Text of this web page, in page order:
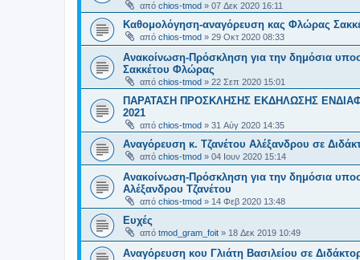
από chios-tmod » 07 Δεκ 2020 16:11
Καθομολόγηση-αναγόρευση κας Φλώρας
από chios-tmod » 29 Οκτ 2020 08:33
Ανακοίνωση-Πρόσκληση για την δημόσια
Σακκέτου Φλώρας
από chios-tmod » 22 Σεπ 2020 15:01
ΠΑΡΑΤΑΣΗ ΠΡΟΣΚΛΗΣΗΣ ΕΚΔΗΛΩΣΗΣ
2021
από chios-tmod » 31 Αύγ 2020 14:35
Αναγόρευση κ. Τζανέτου Αλέξανδρου σε
από chios-tmod » 04 Ιουν 2020 15:14
Ανακοίνωση-Πρόσκληση για την δημόσια
Αλέξανδρου Τζανέτου
από chios-tmod » 14 Φεβ 2020 13:48
Ευχές
από tmod_gram_foit » 18 Δεκ 2019 10:49
Αναγόρευση κoυ Γλιάτη Βασιλείου σε